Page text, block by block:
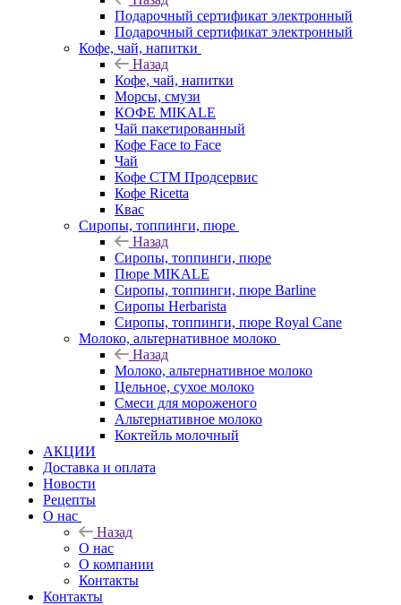
Подарочный сертификат электронный
Подарочный сертификат электронный
Кофе, чай, напитки
Назад
Кофе, чай, напитки
Морсы, смузи
КОФЕ MIKALE
Чай пакетированный
Кофе Face to Face
Чай
Кофе СТМ Продсервис
Кофе Ricetta
Квас
Сиропы, топпинги, пюре
Назад
Сиропы, топпинги, пюре
Пюре MIKALE
Сиропы, топпинги, пюре Barline
Сиропы Herbarista
Сиропы, топпинги, пюре Royal Cane
Молоко, альтернативное молоко
Назад
Молоко, альтернативное молоко
Цельное, сухое молоко
Смеси для мороженого
Альтернативное молоко
Коктейль молочный
АКЦИИ
Доставка и оплата
Новости
Рецепты
О нас
Назад
О нас
О компании
Контакты
Контакты